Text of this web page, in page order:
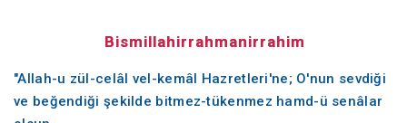
Bismillahirrahmanirrahim
"Allah-u zül-celâl vel-kemâl Hazretleri'ne; O'nun sevdiği
ve beğendiği şekilde bitmez-tükenmez hamd-ü senâlar